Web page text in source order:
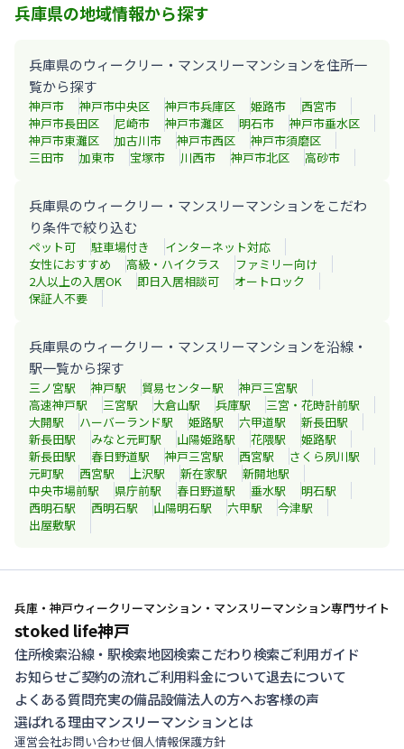
兵庫県の地域情報から探す
兵庫県のウィークリー・マンスリーマンションを住所一
覧から探す
神戸市 神戸市中央区 神戸市兵庫区 姫路市
西宮市
神戸市長田区
尼崎市 神戸市灘区 明石市
神戸市垂水区
神戸市東灘区
加古川市 神戸市西区
神戸市須磨区
三田市
加東市 宝塚市 川西市 神戸市北区 高砂市
兵庫県のウィークリー・マンスリーマンションをこだわ
り条件で絞り込む
ペット可 駐車場付き
インターネット対応
女性におすすめ
高級・ハイクラス
ファミリー向け
2人以上の入居OK
即日入居相談可
オートロック
保証人不要
兵庫県のウィークリー・マンスリーマンションを沿線・
駅一覧から探す
三ノ宮駅 神戸駅 貿易センター駅 神戸三宮駅
高速神戸駅 三宮駅 大倉山駅 兵庫駅 三宮・花時計前駅
大開駅 ハーバーランド駅 姫路駅 六甲道駅 新長田駅
新長田駅 みなと元町駅 山陽姫路駅 花隈駅 姫路駅
新長田駅 春日野道駅 神戸三宮駅 西宮駅 さくら夙川駅
元町駅 西宮駅 上沢駅 新在家駅 新開地駅
中央市場前駅 県庁前駅 春日野道駅 垂水駅 明石駅
西明石駅 西明石駅 山陽明石駅 六甲駅 今津駅
出屋敷駅
兵庫・神戸ウィークリーマンション・マンスリーマンション専門サイト
stoked life神戸
住所検索沿線・駅検索地図検索こだわり検索ご利用ガイド
お知らせご契約の流れご利用料金について退去について
よくある質問充実の備品設備法人の方へお客様の声
選ばれる理由マンスリーマンションとは
運営会社お問い合わせ個人情報保護方針